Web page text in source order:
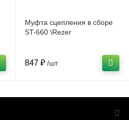
Муфта сцепления в сборе
ST-660 \Rezer
847 ₽ /шт